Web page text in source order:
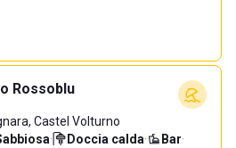
Rossoblu
Castel Volturno
· Doccia calda· Bar·